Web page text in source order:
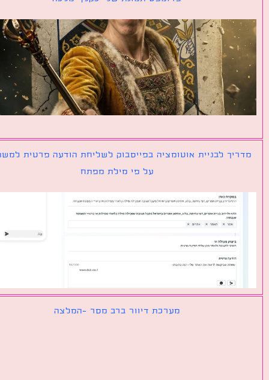
לבניית אוטומציה בפייסבוק לשליחת הודעה פרטית למשתמש
על פי מילת מפתח
מערכת דיוור ברב מסר -המלצה